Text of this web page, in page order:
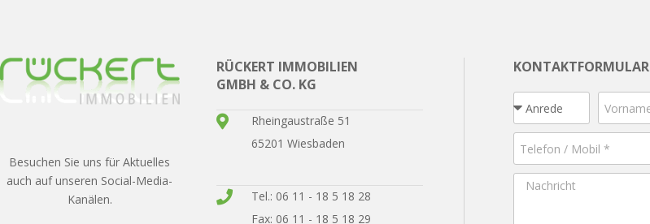
Besuchen Sie uns für Aktuelles
auch auf unseren Social-Media-
Kanälen.
RÜCKERT IMMOBILIEN
GMBH & CO. KG
Rheingaustraße 51
65201 Wiesbaden
Tel.: 06 11 - 18 5 18 28
Fax: 06 11 - 18 5 18 29
KONTAKTFORMULAR